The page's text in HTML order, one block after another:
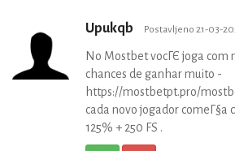
Upukqb Postavljeno 21-03-
No Mostbet vocГЄ joga com
chances de ganhar muito -
https://mostbetpt.pro/
cada novo jogador comeГ§a
125% + 250 FS .